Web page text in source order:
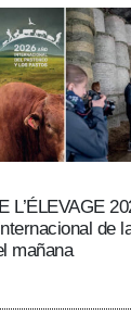
L’ÉLEVAGE
de
mañana